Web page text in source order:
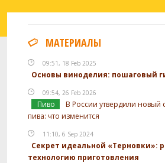
МАТЕРИАЛЫ
09:51, 18 Feb 2025
Основы виноделия: пошаговый
09:54, 26 Feb 2026
Пиво
В России утвердили новый
пива: что изменится
11:10, 6 Sep 2024
Секрет идеальной «Терновки»:
технологию приготовления